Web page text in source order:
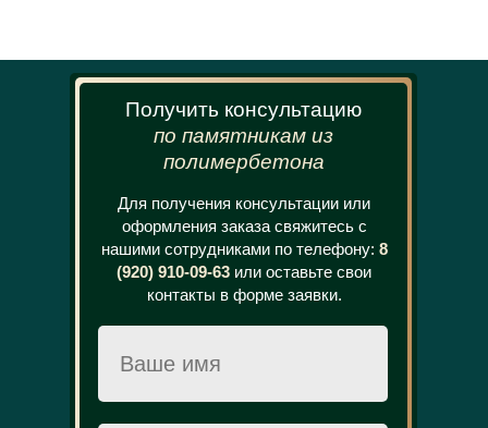
Для получения консультации или
оформления заказа свяжитесь с
нашими сотрудниками по телефону: 8
(920) 910-09-63 или оставьте свои
контакты в форме заявки.
Получить консультацию
по памятникам из
полимербетона